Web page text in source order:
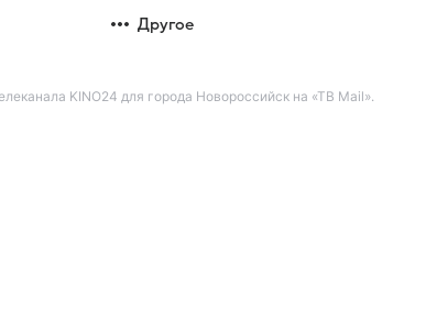
Другое
KINO24 для города Новороссийск на «ТВ Mail».